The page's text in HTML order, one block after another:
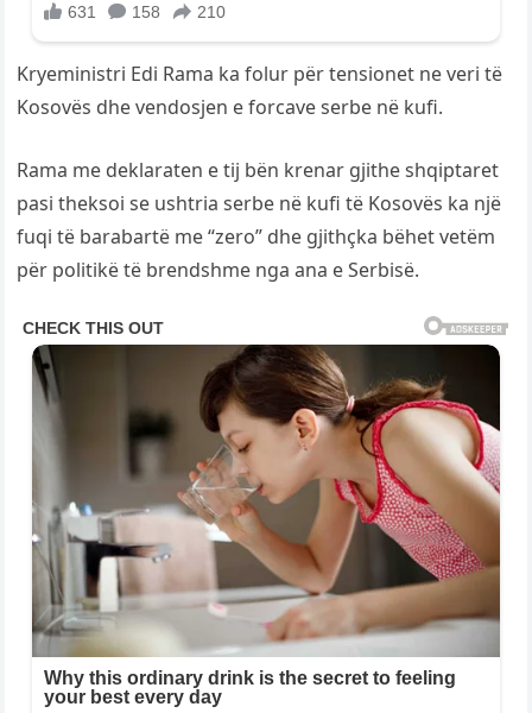
Kryeministri Edi Rama ka folur për tensionet ne veri të
Kosovës dhe vendosjen e forcave serbe në kufi.
Rama me deklaraten e tij bën krenar gjithe shqiptaret
pasi theksoi se ushtria serbe në kufi të Kosovës ka një
fuqi të barabartë me “zero” dhe gjithçka bëhet vetëm
për politikë të brendshme nga ana e Serbisë.